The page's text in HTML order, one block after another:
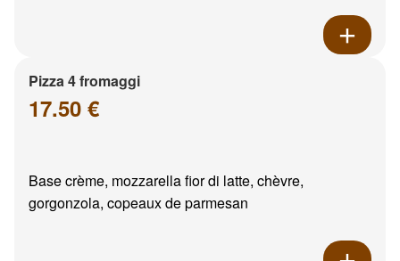
Pizza 4 fromaggi
17.50 €
Base crème, mozzarella fior di latte, chèvre,
gorgonzola, copeaux de parmesan